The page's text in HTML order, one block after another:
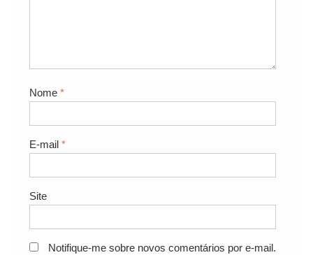
Nome *
E-mail *
Site
Notifique-me sobre novos comentários por e-mail.